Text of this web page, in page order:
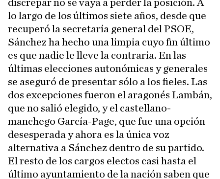
discrepar no se vaya a perder la posición. A
lo largo de los últimos siete años, desde que
recuperó la secretaría general del PSOE,
Sánchez ha hecho una limpia cuyo fin último
es que nadie le lleve la contraria. En las
últimas elecciones autonómicas y generales
se aseguró de presentar sólo a los fieles. Las
dos excepciones fueron el aragonés Lambán,
que no salió elegido, y el castellano-
manchego García-Page, que fue una opción
desesperada y ahora es la única voz
alternativa a Sánchez dentro de su partido.
El resto de los cargos electos casi hasta el
último ayuntamiento de la nación saben que